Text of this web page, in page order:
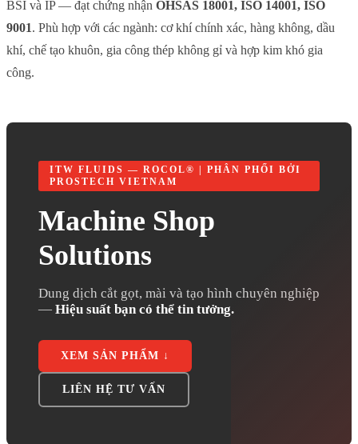
BSI và IP — đạt chứng nhận OHSAS 18001, ISO 14001, ISO
9001. Phù hợp với các ngành: cơ khí chính xác, hàng không, dầu
khí, chế tạo khuôn, gia công thép không gỉ và hợp kim khó gia
công.
ITW FLUIDS — ROCOL® | PHÂN PHỐI BỞI
PROSTECH VIETNAM
Machine Shop
Solutions
Dung dịch cắt gọt, mài và tạo hình chuyên nghiệp
— Hiệu suất bạn có thể tin tưởng.
XEM SẢN PHẨM ↓
LIÊN HỆ TƯ VẤN